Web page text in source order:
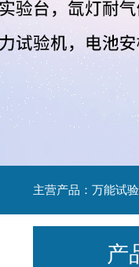
主营产品：万能试
产